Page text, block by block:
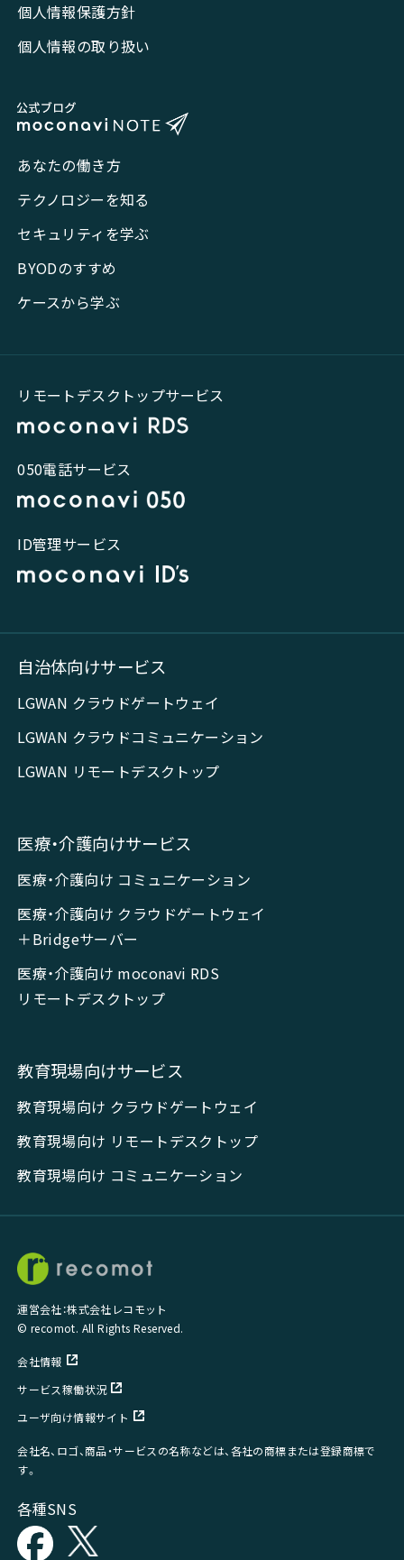
個人情報保護方針
個人情報の取り扱い
あなたの働き方
テクノロジーを知る
セキュリティを学ぶ
BYODのすすめ
ケースから学ぶ
リモートデスクトップサービス
050電話サービス
ID管理サービス
自治体向けサービス
LGWAN クラウドゲートウェイ
LGWAN クラウドコミュニケーション
LGWAN リモートデスクトップ
医療・介護向けサービス
医療・介護向け コミュニケーション
医療・介護向け クラウドゲートウェイ
＋Bridgeサーバー
医療・介護向け moconavi RDS
リモートデスクトップ
教育現場向けサービス
教育現場向け クラウドゲートウェイ
教育現場向け リモートデスクトップ
教育現場向け コミュニケーション
運営会社：株式会社レコモット
© recomot. All Rights Reserved.
会社情報
サービス稼働状況
ユーザ向け情報サイト
会社名、ロゴ、商品・サービスの名称などは、各社の商標または登録商標で
す。
各種SNS